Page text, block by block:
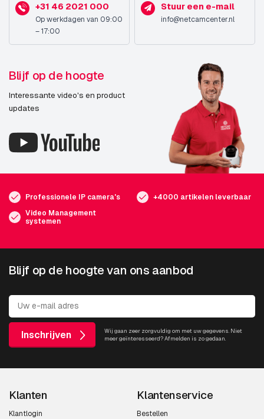
Minimale belichting 0,15 Lux
Kijkhoek, horizontaal
bereik
Draai-snelheid 300 °/sec
Pan snelheid
Witbalans Auto, Handmatig
Type camerasluiter Elektronisch
Camera sluitertijd
Totaal aantal
megapixels
Ondersteunde
grafische resoluties
576,640 x 480 (VGA)
+31 46 2021 000
Op werkdagen van 09:00
– 17:00
Stuur een e-mail
info@netcamcenter.nl
Blijf op de hoogte
Interessante video's en product
updates
Professionele IP camera's
+4000 artikelen leverbaar
Video Management
systemen
Blijf op de hoogte van ons aanbod
Inschrijven
Wij gaan zeer zorgvuldig om met uw gegevens. Niet
meer geïnteresseerd? Afmelden is zo gedaan.
Klanten
Klantlogin
Klantenservice
Bestellen